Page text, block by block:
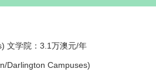
文学院：3.1万澳元/年
Darlington Campuses)